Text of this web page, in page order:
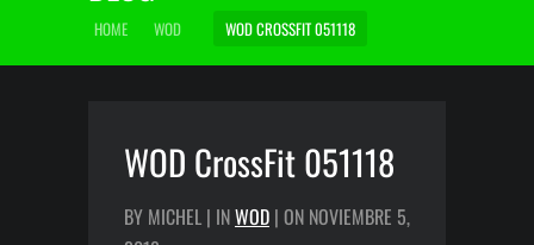
HOME WOD WOD CROSSFIT 051118
WOD CrossFit 051118
BY MICHEL | INWOD | ON NOVIEMBRE 5,